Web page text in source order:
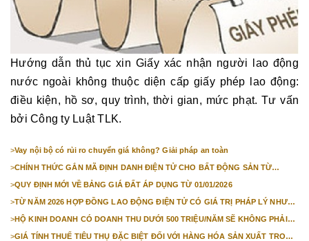
Hướng dẫn thủ tục xin Giấy xác nhận người lao động
nước ngoài không thuộc diện cấp giấy phép lao động:
điều kiện, hồ sơ, quy trình, thời gian, mức phạt. Tư vấn
bởi Công ty Luật TLK.
>Vay nội bộ có rủi ro chuyển giá không? Giải pháp an toàn
>CHÍNH THỨC GẮN MÃ ĐỊNH DANH ĐIỆN TỬ CHO BẤT ĐỘNG SẢN TỪ
>QUY ĐỊNH MỚI VỀ BẢNG GIÁ ĐẤT ÁP DỤNG TỪ 01/01/2026
>TỪ NĂM 2026 HỢP ĐỒNG LAO ĐỘNG ĐIỆN TỬ CÓ GIÁ TRỊ PHÁP LÝ NHƯ
>HỘ KINH DOANH CÓ DOANH THU DƯỚI 500 TRIỆU/NĂM SẼ KHÔNG PHẢI
>GIÁ TÍNH THUẾ TIÊU THỤ ĐẶC BIỆT ĐỐI VỚI HÀNG HÓA SẢN XUẤT TRONG